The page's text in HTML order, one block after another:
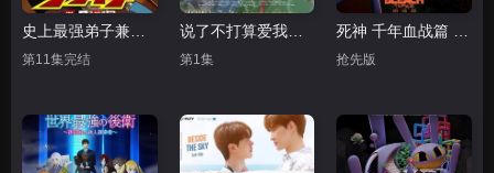
第11集完结
说了不打算爱我的公爵继承人 不知为何对我宠爱有加
第1集 抢先版